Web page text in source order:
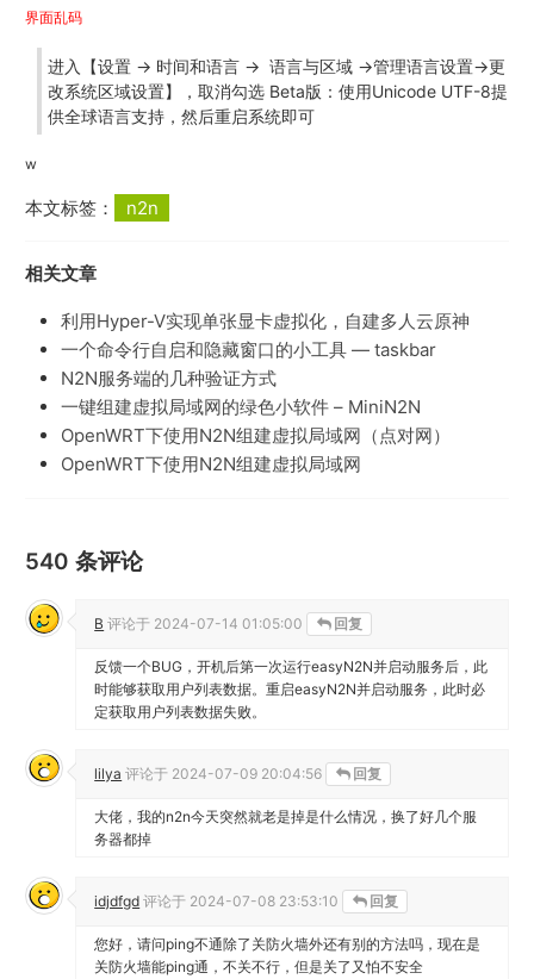
界面乱码
进入【设置 -> 时间和语言 -> 语言与区域 ->管理语言设置->更
改系统区域设置】，取消勾选 Beta版：使用Unicode UTF-8提
供全球语言支持，然后重启系统即可
w
本文标签： n2n
相关文章
利用Hyper-V实现单张显卡虚拟化，自建多人云原神
一个命令行自启和隐藏窗口的小工具 — taskbar
N2N服务端的几种验证方式
一键组建虚拟局域网的绿色小软件 – MiniN2N
OpenWRT下使用N2N组建虚拟局域网（点对网）
OpenWRT下使用N2N组建虚拟局域网
540 条评论
B 评论于 2024-07-14 01:05:00 回复
反馈一个BUG，开机后第一次运行easyN2N并启动服务后，此
时能够获取用户列表数据。重启easyN2N并启动服务，此时必
定获取用户列表数据失败。
lilya 评论于 2024-07-09 20:04:56 回复
大佬，我的n2n今天突然就老是掉是什么情况，换了好几个服
务器都掉
idjdfgd 评论于 2024-07-08 23:53:10 回复
您好，请问ping不通除了关防火墙外还有别的方法吗，现在是
关防火墙能ping通，不关不行，但是关了又怕不安全